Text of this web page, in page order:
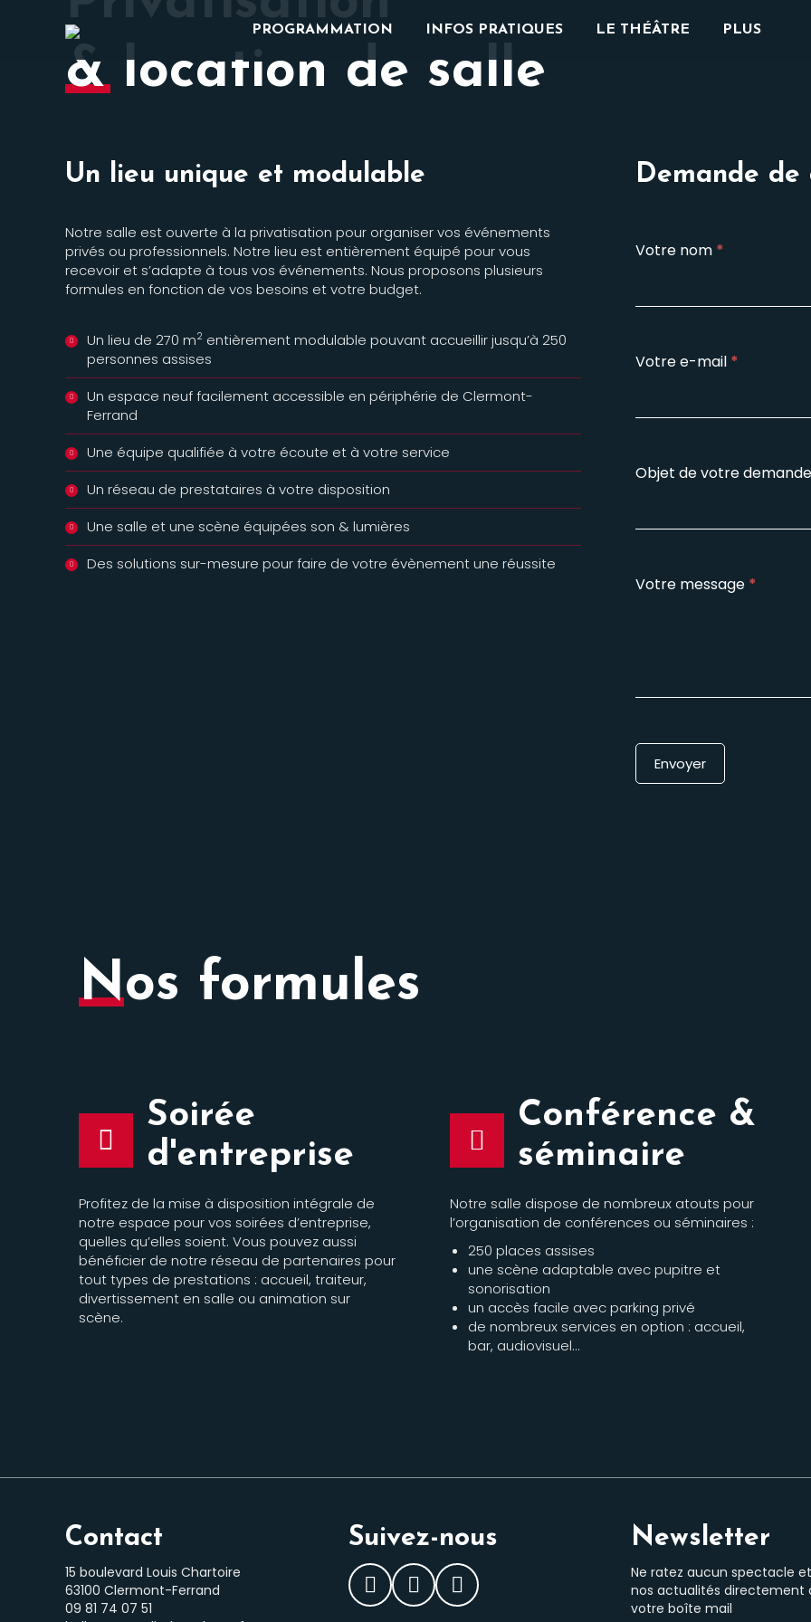
PROGRAMMATION INFOS PRATIQUES LE THÉÂTRE PLUS
& location de salle
Un lieu unique et modulable
Notre salle est ouverte à la privatisation pour organiser vos événements
privés ou professionnels. Notre lieu est entièrement équipé pour vous
recevoir et s’adapte à tous vos événements. Nous proposons plusieurs
formules en fonction de vos besoins et votre budget.
Un lieu de 270 m2 entièrement modulable pouvant accueillir jusqu’à 250
personnes assises
Un espace neuf facilement accessible en périphérie de Clermont-
Ferrand
Une équipe qualifiée à votre écoute et à votre service
Un réseau de prestataires à votre disposition
Une salle et une scène équipées son & lumières
Des solutions sur-mesure pour faire de votre évènement une réussite
Demande de
de
Votre nom *
Votre e-mail *
Objet de votre demande
Votre message *
Envoyer
Nos formules
Soirée
d'entreprise
Profitez de la mise à disposition intégrale de
notre espace pour vos soirées d’entreprise,
quelles qu’elles soient. Vous pouvez aussi
bénéficier de notre réseau de partenaires pour
tout types de prestations : accueil, traiteur,
divertissement en salle ou animation sur
scène.
Conférence &
séminaire
Notre salle dispose de nombreux atouts pour
l’organisation de conférences ou séminaires :
250 places assises
une scène adaptable avec pupitre et
sonorisation
un accès facile avec parking privé
de nombreux services en option : accueil,
bar, audiovisuel…
Contact
15 boulevard Louis Chartoire
63100 Clermont-Ferrand
‭09 81 74 07 51‬
Suivez-nous
Facebook
InstagramLinkedIn
Newsletter
Ne ratez aucun spectacle
nos actualités directement
votre boîte mail